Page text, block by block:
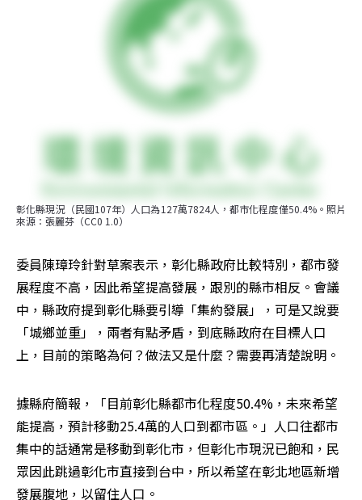
彰化縣現況（民國107年）人口為127萬7824人，都市化程度僅50.4%。照片
來源：張麗芬（CC0 1.0）
委員陳璋玲針對草案表示，彰化縣政府比較特別，都市發
展程度不高，因此希望提高發展，跟別的縣市相反。會議
中，縣政府提到彰化縣要引導「集約發展」，可是又說要
「城鄉並重」，兩者有點矛盾，到底縣政府在目標人口
上，目前的策略為何？做法又是什麼？需要再清楚說明。
據縣府簡報，「目前彰化縣都市化程度50.4%，未來希望
能提高，預計移動25.4萬的人口到都市區。」人口往都市
集中的話通常是移動到彰化市，但彰化市現況已飽和，民
眾因此跳過彰化市直接到台中，所以希望在彰北地區新增
發展腹地，以留住人口。